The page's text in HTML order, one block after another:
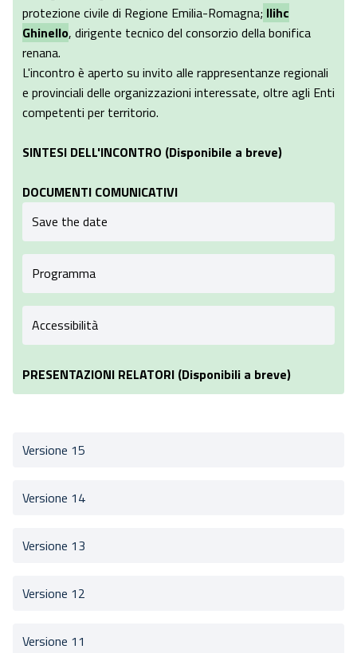
protezione civile di Regione Emilia-Romagna; Ilihc
Ghinello, dirigente tecnico del consorzio della bonifica
renana.
L'incontro è aperto su invito alle rappresentanze regionali
e provinciali delle organizzazioni interessate, oltre agli Enti
competenti per territorio.
SINTESI DELL'INCONTRO (Disponibile a breve)
DOCUMENTI COMUNICATIVI
Save the date
Programma
Accessibilità
PRESENTAZIONI RELATORI (Disponibili a breve)
Versione 15
Versione 14
Versione 13
Versione 12
Versione 11